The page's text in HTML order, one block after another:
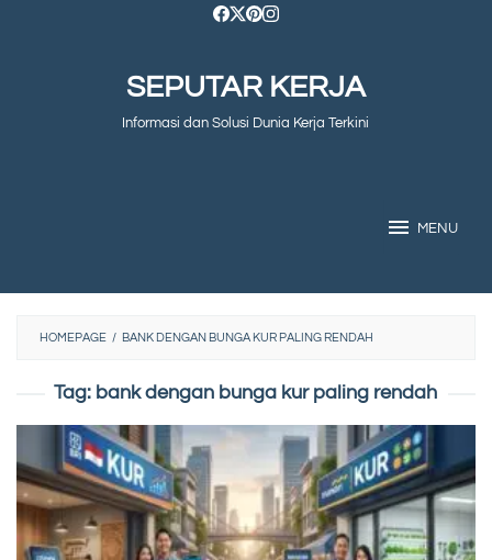
SEPUTAR KERJA
Informasi dan Solusi Dunia Kerja Terkini
MENU
HOMEPAGE / BANK DENGAN BUNGA KUR PALING RENDAH
Tag: bank dengan bunga kur paling rendah